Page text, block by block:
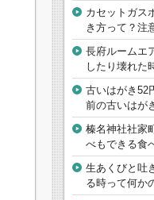
カセットガス
き方って？注
長府ルームエ
したり壊れた
古いはがき52
前の古いはが
榛名神社社家
べもできる食
生あくびと吐
る時って何か